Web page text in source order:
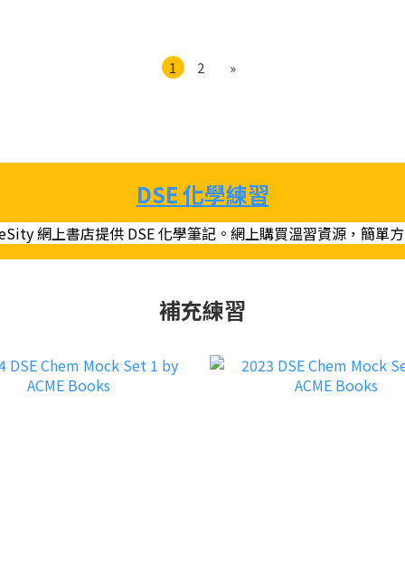
1 2 »
DSE 化學練習
網上書店提供 DSE 化學筆記。網上購買溫習資源，簡單
補充練習